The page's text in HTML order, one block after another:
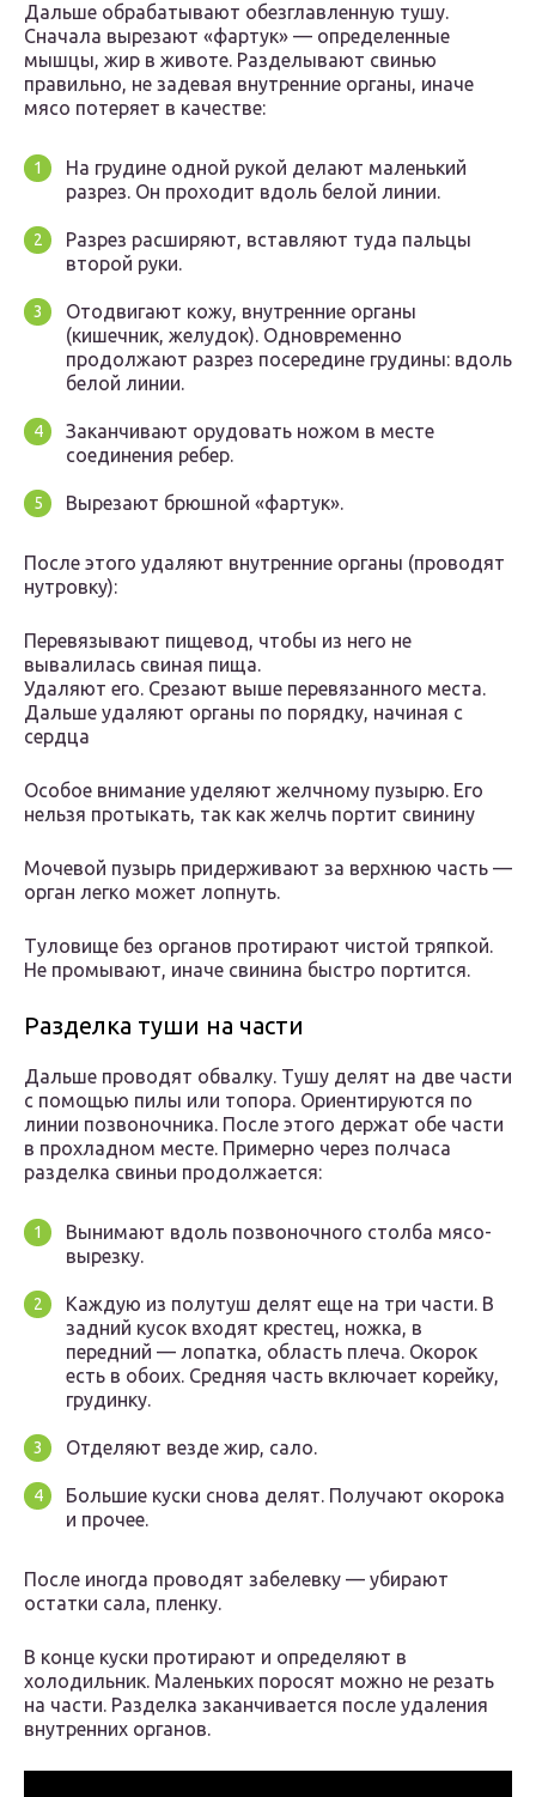
Дальше обрабатывают обезглавленную тушу.
Сначала вырезают «фартук» — определенные
мышцы, жир в животе. Разделывают свинью
правильно, не задевая внутренние органы, иначе
мясо потеряет в качестве:
На грудине одной рукой делают маленький
разрез. Он проходит вдоль белой линии.
Разрез расширяют, вставляют туда пальцы
второй руки.
Отодвигают кожу, внутренние органы
(кишечник, желудок). Одновременно
продолжают разрез посередине грудины: вдоль
белой линии.
Заканчивают орудовать ножом в месте
соединения ребер.
Вырезают брюшной «фартук».
После этого удаляют внутренние органы (проводят
нутровку):
Перевязывают пищевод, чтобы из него не
вывалилась свиная пища.
Удаляют его. Срезают выше перевязанного места.
Дальше удаляют органы по порядку, начиная с
сердца
Особое внимание уделяют желчному пузырю. Его
нельзя протыкать, так как желчь портит свинину
Мочевой пузырь придерживают за верхнюю часть —
орган легко может лопнуть.
Туловище без органов протирают чистой тряпкой.
Не промывают, иначе свинина быстро портится.
Разделка туши на части
Дальше проводят обвалку. Тушу делят на две части
с помощью пилы или топора. Ориентируются по
линии позвоночника. После этого держат обе части
в прохладном месте. Примерно через полчаса
разделка свиньи продолжается:
Вынимают вдоль позвоночного столба мясо-
вырезку.
Каждую из полутуш делят еще на три части. В
задний кусок входят крестец, ножка, в
передний — лопатка, область плеча. Окорок
есть в обоих. Средняя часть включает корейку,
грудинку.
Отделяют везде жир, сало.
Большие куски снова делят. Получают окорока
и прочее.
После иногда проводят забелевку — убирают
остатки сала, пленку.
В конце куски протирают и определяют в
холодильник. Маленьких поросят можно не резать
на части. Разделка заканчивается после удаления
внутренних органов.